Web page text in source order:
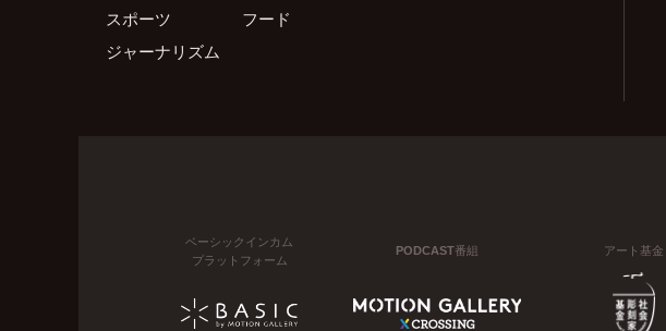
スポーツ
フード
ジャーナリズム
ベーシックインカム
プラットフォーム
PODCAST番組 アート基金